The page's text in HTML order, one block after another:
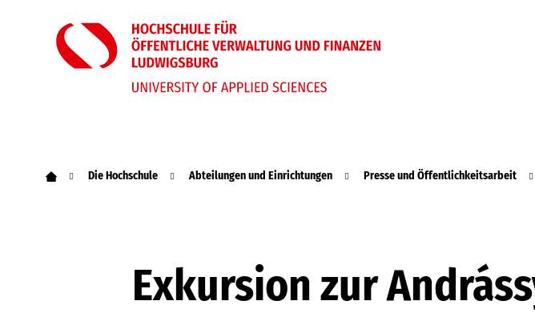
Die Hochschule Abteilungen und Einrichtungen Presse und Öffentlichkeitsarbeit
Exkursion zur